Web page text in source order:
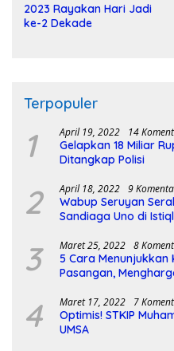
2023 Rayakan Hari Jadi
ke-2 Dekade
Terpopuler
1 April 19, 2022 14
Gelapkan 18 Miliar
Ditangkap Polisi
2 April 18, 2022 9
Wabup Seruyan
Sandiaga Uno di
3 Maret 25, 2022 8
5 Cara Menunjukkan
Pasangan,
4 Maret 17, 2022 7
Optimis! STKIP
UMSA